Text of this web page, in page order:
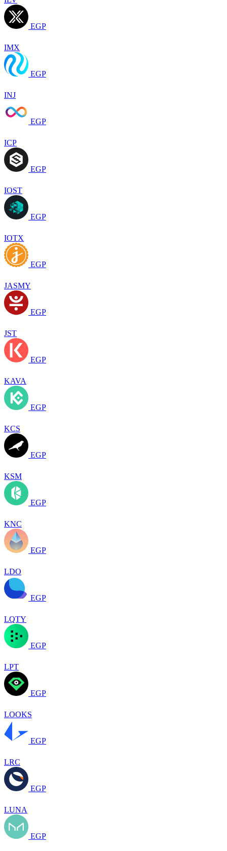
EGP
IMX
EGP
INJ
EGP
ICP
EGP
IOST
EGP
IOTX
EGP
JASMY
EGP
JST
EGP
KAVA
EGP
KCS
EGP
KSM
EGP
KNC
EGP
LDO
EGP
LQTY
EGP
LPT
EGP
LOOKS
EGP
LRC
EGP
LUNA
EGP